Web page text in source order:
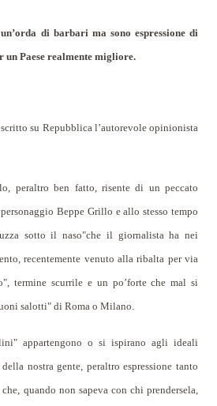
di barbari ma sono espressione di
un Paese realmente migliore.
su Repubblica l’autorevole opinionista
peraltro ben fatto, risente di un peccato
Beppe Grillo e allo stesso tempo
sotto il naso"che il giornalista ha nei
recentemente venuto alla ribalta per via
termine scurrile e un po’forte che mal si
salotti" di Roma o Milano.
appartengono o si ispirano agli ideali
nostra gente, peraltro espressione tanto
quando non sapeva con chi prendersela,